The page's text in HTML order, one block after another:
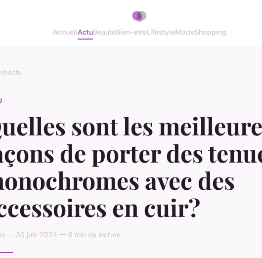
AccueilActuBeautéBien-etreLifestyleModeShopping
›Actu
sont les
de porter des
avec des
en cuir?
— 30 juin 2024 — 6 min de lecture